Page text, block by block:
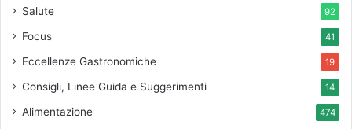
Salute 92
Focus 41
Eccellenze Gastronomiche 19
Consigli, Linee Guida e Suggerimenti 14
Alimentazione 474